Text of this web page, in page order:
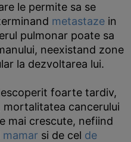
le permite sa se
metastaze in
pulmonar poate sa
neexistand zone
la dezvoltarea lui.
foarte tardiv,
mortalitatea cancerului
mai crescute, nefiind
mamar si de cel de